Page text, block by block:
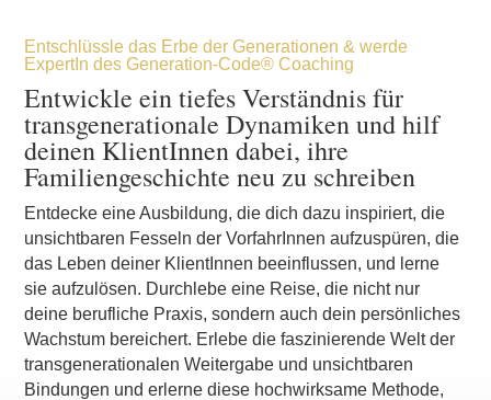
Entschlüssle das Erbe der Generationen & werde
ExpertIn des Generation-Code® Coaching
Entwickle ein tiefes Verständnis für
transgenerationale Dynamiken und hilf
deinen KlientInnen dabei, ihre
Familiengeschichte neu zu schreiben
Entdecke eine Ausbildung, die dich dazu inspiriert, die
unsichtbaren Fesseln der VorfahrInnen aufzuspüren, die
das Leben deiner KlientInnen beeinflussen, und lerne
sie aufzulösen. Durchlebe eine Reise, die nicht nur
deine berufliche Praxis, sondern auch dein persönliches
Wachstum bereichert. Erlebe die faszinierende Welt der
transgenerationalen Weitergabe und unsichtbaren
Bindungen und erlerne diese hochwirksame Methode,